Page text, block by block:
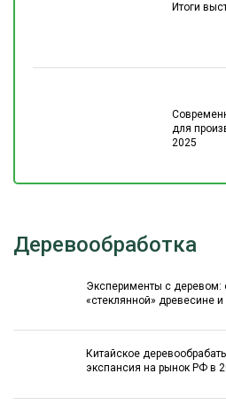
Итоги
для
2025
Деревообработка
Эксперименты с деревом:
«стеклянной» древесине
Китайское
экспансия на рынок РФ в